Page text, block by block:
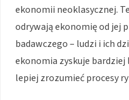
ekonomii neoklasycznej.
odrywają ekonomię od jej
badawczego – ludzi i ich
ekonomia zyskuje
lepiej zrozumieć procesy